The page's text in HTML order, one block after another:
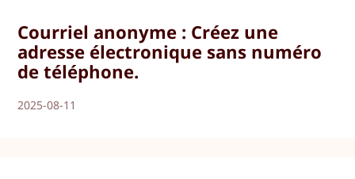
Courriel anonyme : Créez une
adresse électronique sans numéro
de téléphone.
2025-08-11